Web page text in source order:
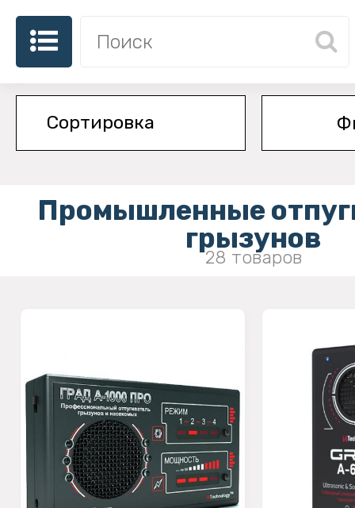
Промышленные
грызунов
28 товаров